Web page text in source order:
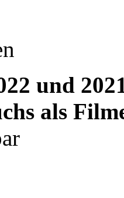
und
als